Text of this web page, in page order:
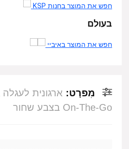
חפש את המוצר בחנות KSP
בעולם
חפש את המוצר באיביי
מִפרָט:
On-The-Go בצבע שחור